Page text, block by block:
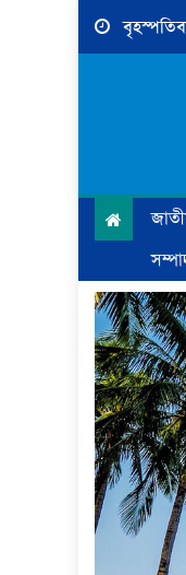
Skip